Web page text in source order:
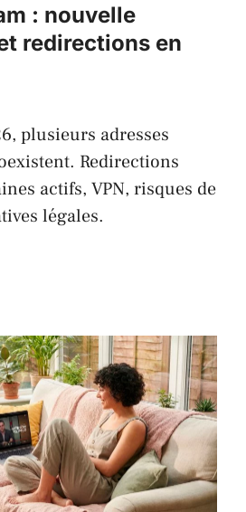
: nouvelle
redirections en
plusieurs adresses
Redirections
actifs, VPN, risques de
légales.